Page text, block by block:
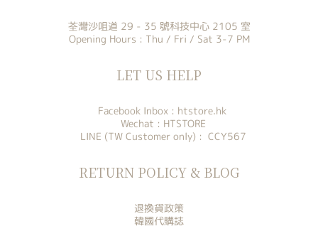
荃灣沙咀道 29 - 35 號科技中心 2105 室
Opening Hours : Thu / Fri / Sat 3-7 PM
LET US HELP
Facebook Inbox : htstore.hk
Wechat : HTSTORE
LINE (TW Customer only) : CCY567
RETURN POLICY & BLOG
退換貨政策
韓國代購誌